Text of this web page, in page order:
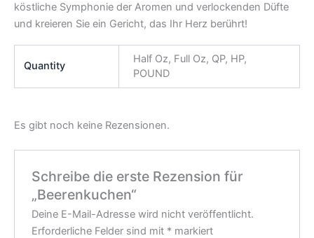
köstliche Symphonie der Aromen und verlockenden Düfte
und kreieren Sie ein Gericht, das Ihr Herz berührt!
Quantity
Half Oz, Full Oz, QP, HP,
POUND
Es gibt noch keine Rezensionen.
Schreibe die erste Rezension für
„Beerenkuchen“
Deine E-Mail-Adresse wird nicht veröffentlicht.
Erforderliche Felder sind mit * markiert